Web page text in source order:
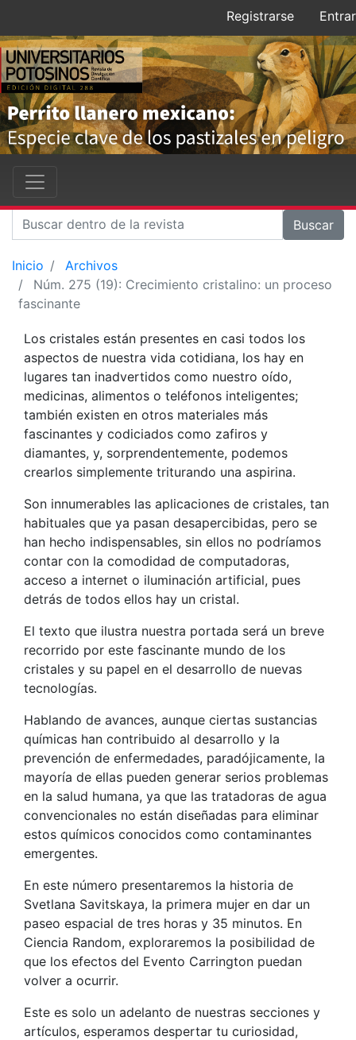
Registrarse Entrar
Buscar
Inicio
Archivos
Núm. 275 (19): Crecimiento cristalino: un proceso
fascinante
Los cristales están presentes en casi todos los
aspectos de nuestra vida cotidiana, los hay en
lugares tan inadvertidos como nuestro oído,
medicinas, alimentos o teléfonos inteligentes;
también existen en otros materiales más
fascinantes y codiciados como zafiros y
diamantes, y, sorprendentemente, podemos
crearlos simplemente triturando una aspirina.
Son innumerables las aplicaciones de cristales, tan
habituales que ya pasan desapercibidas, pero se
han hecho indispensables, sin ellos no podríamos
contar con la comodidad de computadoras,
acceso a internet o iluminación artificial, pues
detrás de todos ellos hay un cristal.
El texto que ilustra nuestra portada será un breve
recorrido por este fascinante mundo de los
cristales y su papel en el desarrollo de nuevas
tecnologías.
Hablando de avances, aunque ciertas sustancias
químicas han contribuido al desarrollo y la
prevención de enfermedades, paradójicamente, la
mayoría de ellas pueden generar serios problemas
en la salud humana, ya que las tratadoras de agua
convencionales no están diseñadas para eliminar
estos químicos conocidos como contaminantes
emergentes.
En este número presentaremos la historia de
Svetlana Savitskaya, la primera mujer en dar un
paseo espacial de tres horas y 35 minutos. En
Ciencia Random, exploraremos la posibilidad de
que los efectos del Evento Carrington puedan
volver a ocurrir.
Este es solo un adelanto de nuestras secciones y
artículos, esperamos despertar tu curiosidad,